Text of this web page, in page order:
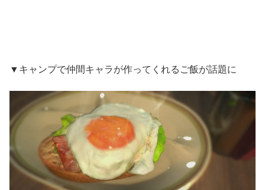
▼キャンプで仲間キャラが作ってくれるご飯が話題に